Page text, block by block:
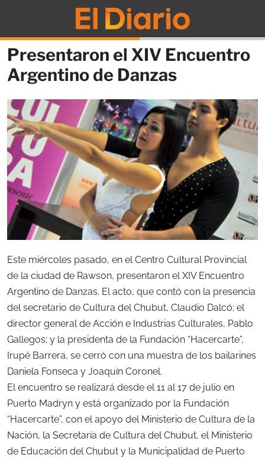
Presentaron el XIV Encuentro
Argentino de Danzas
Este miércoles pasado, en el Centro Cultural Provincial
de la ciudad de Rawson, presentaron el XIV Encuentro
Argentino de Danzas. El acto, que contó con la presencia
del secretario de Cultura del Chubut, Claudio Dalcó; el
director general de Acción e Industrias Culturales, Pablo
Gallegos; y la presidenta de la Fundación “Hacercarte”,
Irupé Barrera, se cerró con una muestra de los bailarines
Daniela Fonseca y Joaquín Coronel.
El encuentro se realizará desde el 11 al 17 de julio en
Puerto Madryn y está organizado por la Fundación
“Hacercarte”, con el apoyo del Ministerio de Cultura de la
Nación, la Secretaría de Cultura del Chubut, el Ministerio
de Educación del Chubut y la Municipalidad de Puerto